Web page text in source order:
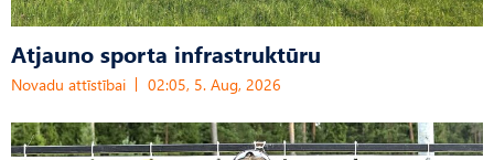
Atjauno sporta infrastruktūru
Novadu attīstībai 02:05, 5. Aug, 2026